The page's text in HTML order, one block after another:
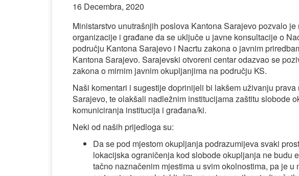
16 Decembra, 2020
Ministarstvo unutrašnjih poslova Kantona Sarajevo pozvalo
organizacije i građane da se uključe u javne konsultacije o
području Kantona Sarajevo i Nacrtu zakona o javnim
Kantona Sarajevo. Sarajevski otvoreni centar odazvao se
zakona o mirnim javnim okupljanjima na području KS.
Naši komentari i sugestije doprinijeli bi lakšem uživanju
Sarajevo, te olakšali nadležnim institucijama zaštitu slobode
komuniciranja institucija i građana/ki.
Neki od naših prijedloga su:
Da se pod mjestom okupljanja podrazumijeva svaki
lokacijska ograničenja kod slobode okupljanja ne budu
tačno naznačenim mjestima u svim okolnostima, pa je